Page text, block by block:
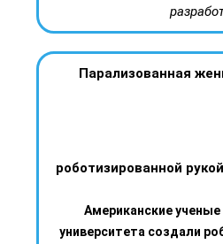
Парализованная
роботизированной рукой
Американские ученые
университета создали